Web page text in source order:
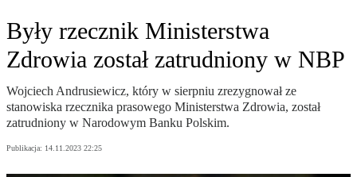
Były rzecznik Ministerstwa
Zdrowia został zatrudniony w NBP
Wojciech Andrusiewicz, który w sierpniu zrezygnował ze
stanowiska rzecznika prasowego Ministerstwa Zdrowia, został
zatrudniony w Narodowym Banku Polskim.
Publikacja: 14.11.2023 22:25